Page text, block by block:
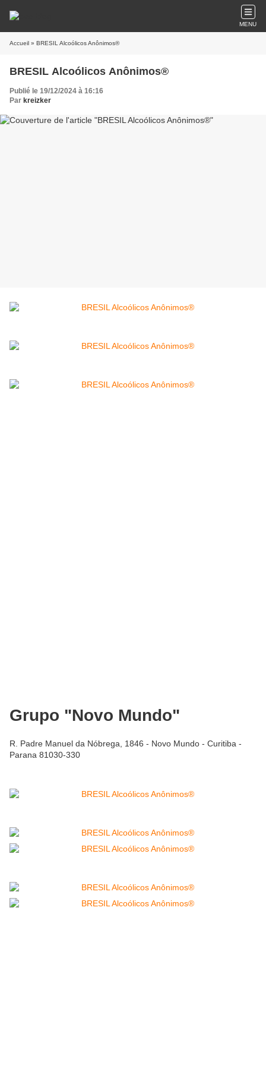
MENU
Accueil » BRESIL Alcoólicos Anônimos®
BRESIL Alcoólicos Anônimos®
Publié le 19/12/2024 à 16:16
Par kreizker
Grupo "Novo Mundo"
R. Padre Manuel da Nóbrega, 1846 - Novo Mundo - Curitiba -
Parana 81030-330